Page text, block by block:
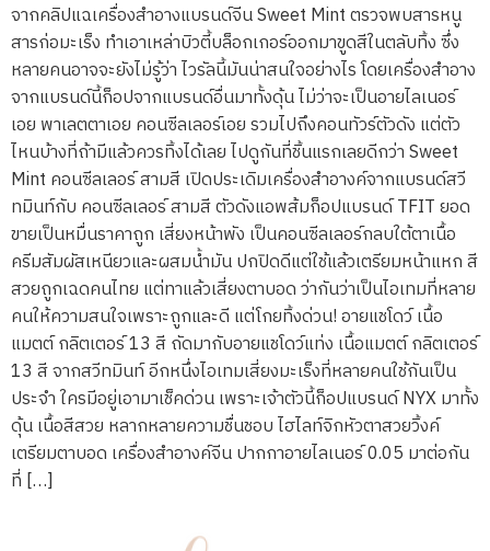
จากคลิปแฉเครื่องสำอางแบรนด์จีน Sweet Mint ตรวจพบสารหนู
สารก่อมะเร็ง ทำเอาเหล่าบิวตี้บล็อกเกอร์ออกมาขูดสีในตลับทิ้ง ซึ่ง
หลายคนอาจจะยังไม่รู้ว่า ไวรัลนี้มันน่าสนใจอย่างไร โดยเครื่องสำอาง
จากแบรนด์นี้ก็อปจากแบรนด์อื่นมาทั้งดุ้น ไม่ว่าจะเป็นอายไลเนอร์
เอย พาเลตตาเอย คอนซีลเลอร์เอย รวมไปถึงคอนทัวร์ตัวดัง แต่ตัว
ไหนบ้างที่ถ้ามีแล้วควรทิ้งได้เลย ไปดูกันที่ชิ้นแรกเลยดีกว่า Sweet
Mint คอนซีลเลอร์ สามสี เปิดประเดิมเครื่องสำอางค์จากแบรนด์สวี
ทมินท์กับ คอนซีลเลอร์ สามสี ตัวดังแอพส้มก็อปแบรนด์ TFIT ยอด
ขายเป็นหมื่นราคาถูก เสี่ยงหน้าพัง เป็นคอนซีลเลอร์กลบใต้ตาเนื้อ
ครีมสัมผัสเหนียวและผสมน้ำมัน ปกปิดดีแต่ใช้แล้วเตรียมหน้าแหก สี
สวยถูกเฉดคนไทย แต่ทาแล้วเสี่ยงตาบอด ว่ากันว่าเป็นไอเทมที่หลาย
คนให้ความสนใจเพราะถูกและดี แต่โกยทิ้งด่วน! อายแชโดว์ เนื้อ
แมตต์ กลิตเตอร์ 13 สี ถัดมากับอายแชโดว์แท่ง เนื้อแมตต์ กลิตเตอร์
13 สี จากสวีทมินท์ อีกหนึ่งไอเทมเสี่ยงมะเร็งที่หลายคนใช้กันเป็น
ประจำ ใครมีอยู่เอามาเช็คด่วน เพราะเจ้าตัวนี้ก็อปแบรนด์ NYX มาทั้ง
ดุ้น เนื้อสีสวย หลากหลายความชื่นชอบ ไฮไลท์จิกหัวตาสวยวิ้งค์
เตรียมตาบอด เครื่องสำอางค์จีน ปากกาอายไลเนอร์ 0.05 มาต่อกัน
ที่ […]